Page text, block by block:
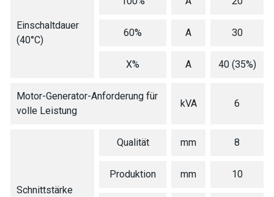
Einschaltdauer
(40°C)
60% A 30
X% A 40 (35%)
Motor-Generator-Anforderung für
volle Leistung
kVA 6
Schnittstärke
Qualität mm 8
Produktion mm 10